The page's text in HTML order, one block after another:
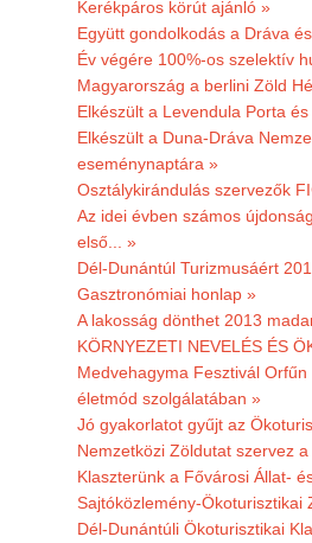
Kerékpáros körút ajánló »
Együtt gondolkodás a Dráva
Év végére 100%-os szelektív
Magyarország a berlini Zöld
Elkészült a Levendula Porta
Elkészült a Duna-Dráva
eseménynaptára »
Osztálykirándulás szervezők
Az idei évben számos
első... »
Dél-Dunántúl Turizmusáért
Gasztronómiai honlap »
A lakosság dönthet 2013
KÖRNYEZETI NEVELÉS ÉS
Medvehagyma Fesztivál
életmód szolgálatában »
Jó gyakorlatot gyűjt az
Nemzetközi Zöldutat szervez
Klaszterünk a Fővárosi Állat-
Sajtóközlemény-Ökoturisztikai
Dél-Dunántúli Ökoturisztikai